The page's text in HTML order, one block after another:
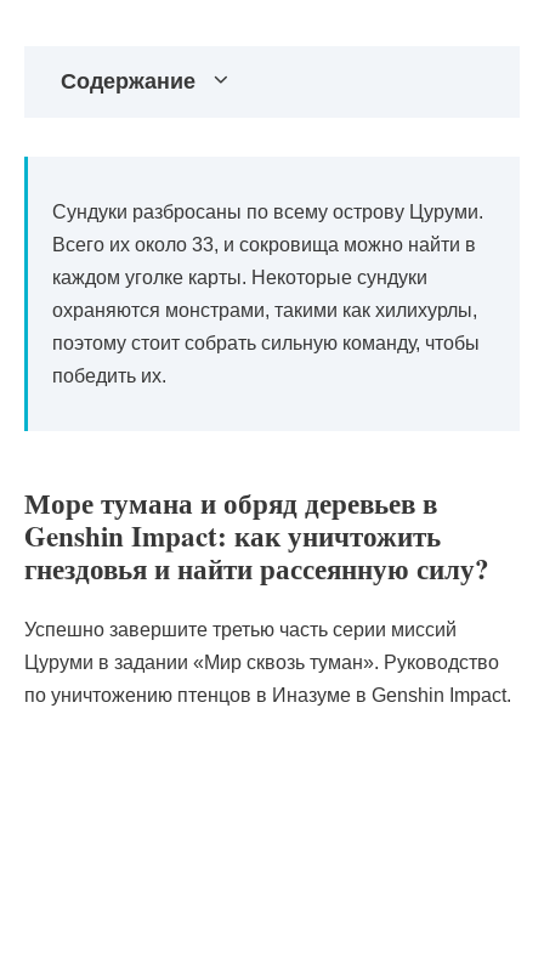
Содержание
Сундуки разбросаны по всему острову Цуруми.
Всего их около 33, и сокровища можно найти в
каждом уголке карты. Некоторые сундуки
охраняются монстрами, такими как хилихурлы,
поэтому стоит собрать сильную команду, чтобы
победить их.
Море тумана и обряд деревьев в
Genshin Impact: как уничтожить
гнездовья и найти рассеянную силу?
Успешно завершите третью часть серии миссий
Цуруми в задании «Мир сквозь туман». Руководство
по уничтожению птенцов в Иназуме в Genshin Impact.